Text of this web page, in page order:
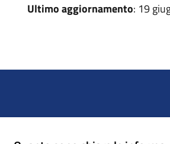
Ultimo aggiornamento: 19